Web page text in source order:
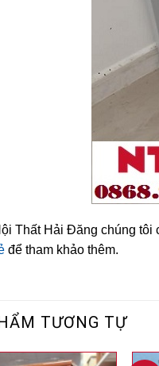
Thất Hải Đăng chúng tôi
để tham khảo thêm.
TƯƠNG TỰ